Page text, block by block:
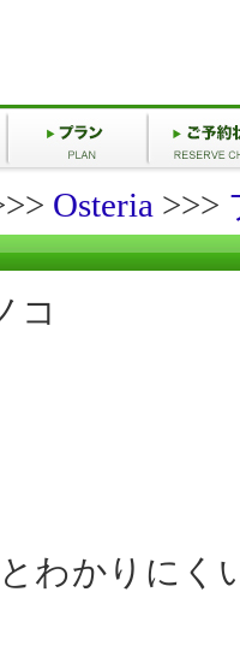
Osteria >>>
コ
わかりにく